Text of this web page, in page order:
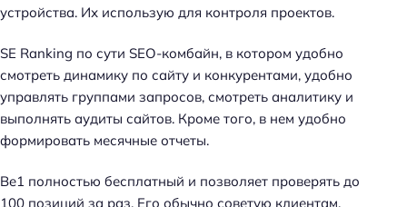
устройства. Их использую для контроля проектов.
SE Ranking по сути SEO-комбайн, в котором удобно
смотреть динамику по сайту и конкурентами, удобно
управлять группами запросов, смотреть аналитику и
выполнять аудиты сайтов. Кроме того, в нем удобно
формировать месячные отчеты.
Be1 полностью бесплатный и позволяет проверять до
100 позиций за раз. Его обычно советую клиентам,